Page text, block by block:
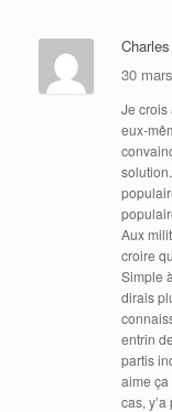
30
Je crois
eux-
Aux
croire
Simple
dirais
entrin
partis
aime ça
cas,